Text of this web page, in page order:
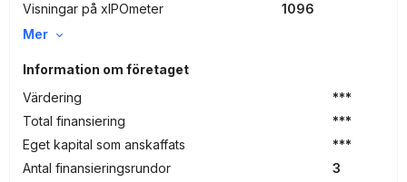
Visningar på xIPOmeter
1096
Mer
Information om företaget
Värdering
***
Total finansiering
***
Eget kapital som anskaffats
***
Antal finansieringsrundor
3